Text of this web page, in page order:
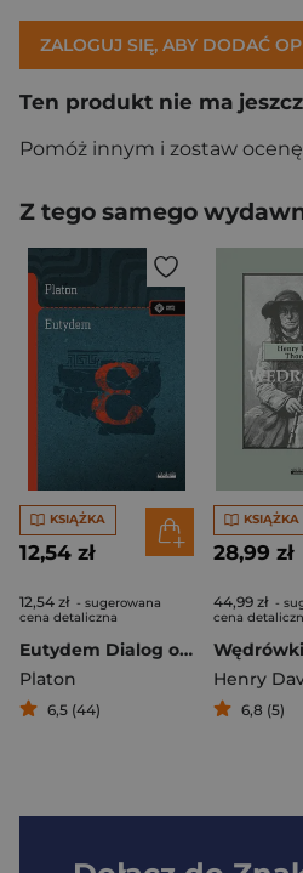
ZALOGUJ SIĘ, ABY DODAĆ
Ten produkt nie ma
Pomóż innym i zostaw
Z tego samego
KSIĄŻKA
12,54 zł
12,54 zł - sugerowana
cena detaliczna
Eutydem Dialog o sztuce dyskutowania
Platon
6,5 (44)
KSIĄŻKA
28,99 zł
44,99 zł -
cena
Wędrówki
6,8 (5)